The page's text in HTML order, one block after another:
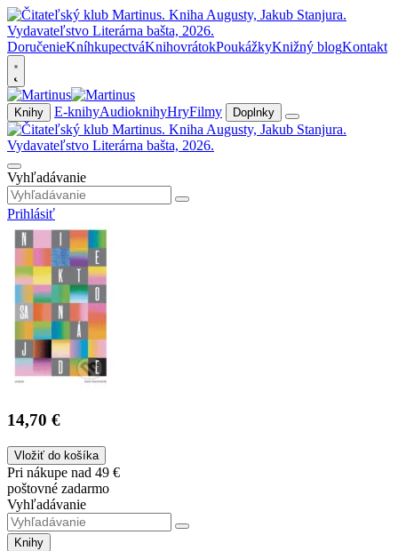
DoručenieKníhkupectváKnihovrátokPoukážkyKnižný blogKontakt
Knihy E-knihyAudioknihyHryFilmy Doplnky
Vyhľadávanie
Prihlásiť
14,70 €
Vložiť do košíka
Pri nákupe nad 49 €
poštovné zadarmo
Vyhľadávanie
Knihy